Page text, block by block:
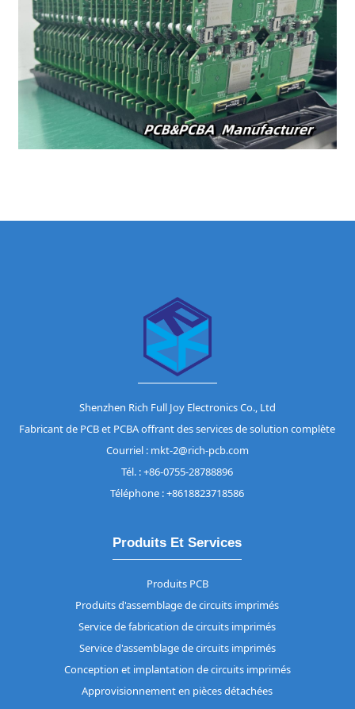
Shenzhen Rich Full Joy Electronics Co., Ltd
Fabricant de PCB et PCBA offrant des services de solution complète
Courriel : mkt-2@rich-pcb.com
Tél. : +86-0755-28788896
Téléphone : +8618823718586
Produits Et Services
Produits PCB
Produits d'assemblage de circuits imprimés
Service de fabrication de circuits imprimés
Service d'assemblage de circuits imprimés
Conception et implantation de circuits imprimés
Approvisionnement en pièces détachées